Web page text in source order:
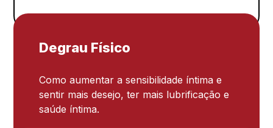
Degrau Físico
Como aumentar a sensibilidade íntima e
sentir mais desejo, ter mais lubrificação e
saúde íntima.